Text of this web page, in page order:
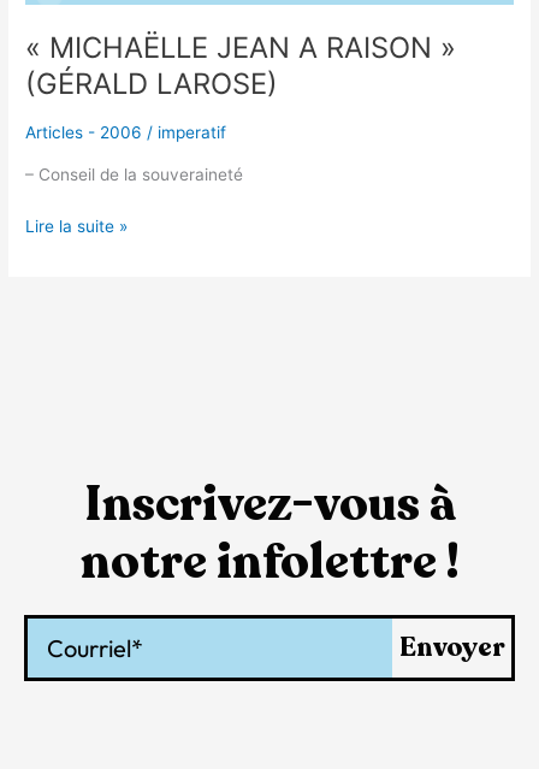
« MICHAËLLE JEAN A RAISON »
(GÉRALD LAROSE)
Articles - 2006 / imperatif
– Conseil de la souveraineté
Lire la suite »
Inscrivez-vous à
notre infolettre !
Envoyer